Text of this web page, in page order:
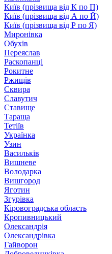
Київ (прізвища від К по П)
Київ (прізвища від А по Й)
Київ (прізвища від Р по Я)
Миронівка
Обухів
Переяслав
Раскопанці
Рокитне
Ржищів
Сквира
Славутич
Ставище
Тараща
Тетіїв
Українка
Узин
Васильків
Вишневе
Володарка
Вишгород
Яготин
Згурівка
Кіровоградська область
Кропивницький
Олександрія
Олександрівка
Гайворон